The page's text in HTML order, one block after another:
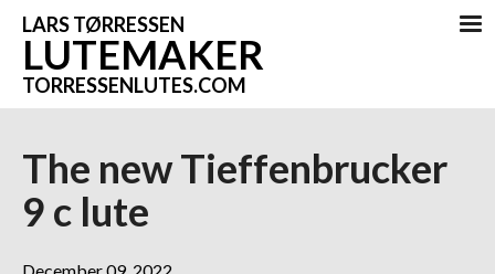
LARS TØRRESSEN
LUTEMAKER
TORRESSENLUTES.COM
The new Tieffenbrucker
9 c lute